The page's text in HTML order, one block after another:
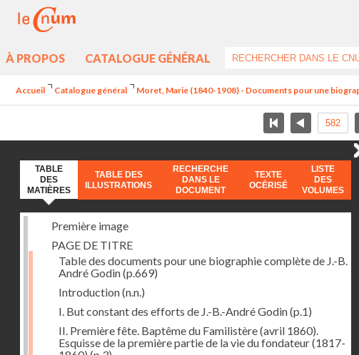
À PROPOS CATALOGUE GÉNÉRAL
Accueil Catalogue général Moret, Marie (1840-1908) - Documents pour une
TABLE
DES
MATIÈRES
TABLE DES
ILLUSTRATIONS
RECHERCHE
DANS LE
DOCUMENT
TEXTE
OCÉRISÉ
LISTE
DES
VOLUMES
Première image
PAGE DE TITRE
Table des documents pour une biographie complète de J.-B.
André Godin(p.669)
Introduction(n.n.)
I. But constant des efforts de J.-B.-André Godin(p.1)
II. Première fête. Baptême du Familistère (avril 1860).
Esquisse de la première partie de la vie du fondateur (1817-